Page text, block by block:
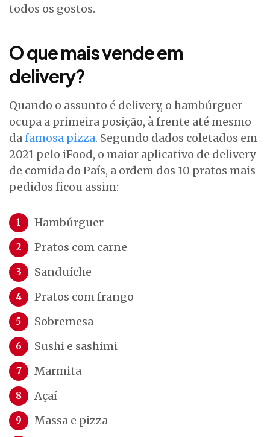
todos os gostos.
O que mais vende em
delivery?
Quando o assunto é delivery, o hambúrguer
ocupa a primeira posição, à frente até mesmo
dafamosa pizza. Segundo dados coletados em
2021 pelo iFood, o maior aplicativo de delivery
de comida do País, a ordem dos 10 pratos mais
pedidos ficou assim:
Hambúrguer
Pratos com carne
Sanduíche
Pratos com frango
Sobremesa
Sushi e sashimi
Marmita
Açaí
Massa e pizza